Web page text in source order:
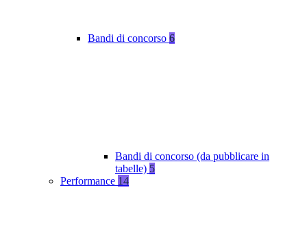
Bandi di concorso 6
Bandi di concorso (da pubblicare in
tabelle) 5
Performance 14